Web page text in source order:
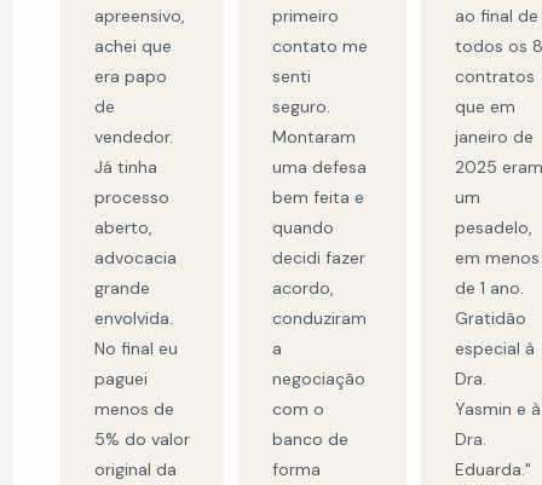
apreensivo,
achei que
era papo
de
vendedor.
Já tinha
processo
aberto,
advocacia
grande
envolvida.
No final eu
paguei
menos de
5% do valor
original da
primeiro
contato me
senti
seguro.
Montaram
uma defesa
bem feita e
quando
decidi fazer
acordo,
conduziram
a
negociação
com o
banco de
forma
ao final de
todos os 8
contratos
que em
janeiro de
2025 eram
um
pesadelo,
em menos
de 1 ano.
Gratidão
especial à
Dra.
Yasmin e à
Dra.
Eduarda."